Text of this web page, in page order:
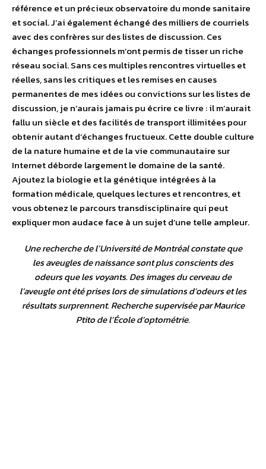
référence et un précieux observatoire du monde sanitaire
et social. J’ai également échangé des milliers de courriels
avec des confrères sur des listes de discussion. Ces
échanges professionnels m’ont permis de tisser un riche
réseau social. Sans ces multiples rencontres virtuelles et
réelles, sans les critiques et les remises en causes
permanentes de mes idées ou convictions sur les listes de
discussion, je n’aurais jamais pu écrire ce livre : il m’aurait
fallu un siècle et des facilités de transport illimitées pour
obtenir autant d’échanges fructueux. Cette double culture
de la nature humaine et de la vie communautaire sur
Internet déborde largement le domaine de la santé.
Ajoutez la biologie et la génétique intégrées à la
formation médicale, quelques lectures et rencontres, et
vous obtenez le parcours transdisciplinaire qui peut
expliquer mon audace face à un sujet d’une telle ampleur.
Une recherche de l’Université de Montréal constate que
les aveugles de naissance sont plus conscients des
odeurs que les voyants. Des images du cerveau de
l’aveugle ont été prises lors de simulations d’odeurs et les
résultats surprennent. Recherche supervisée par Maurice
Ptito de l’École d’optométrie.